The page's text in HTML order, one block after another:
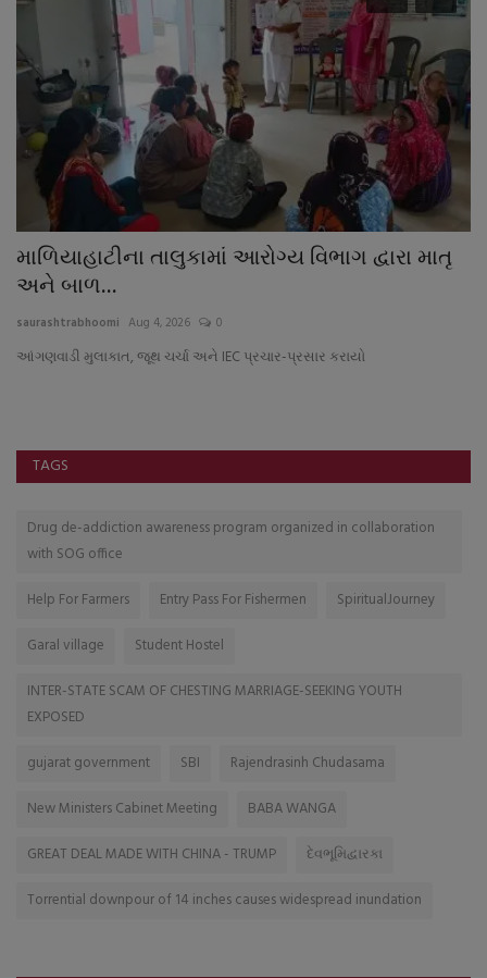
માળિયાહાટીના તાલુકામાં આરોગ્ય વિભાગ દ્વારા માતૃ
અને બાળ...
saurashtrabhoomi Aug 4, 2026 0
આંગણવાડી મુલાકાત, જૂથ ચર્ચા અને IEC પ્રચાર-પ્રસાર કરાયો
TAGS
Drug de-addiction awareness program organized in collaboration
with SOG office
Help For Farmers
Entry Pass For Fishermen
SpiritualJourney
Garal village
Student Hostel
INTER-STATE SCAM OF CHESTING MARRIAGE-SEEKING YOUTH
EXPOSED
gujarat government
SBI
Rajendrasinh Chudasama
New Ministers Cabinet Meeting
BABA WANGA
GREAT DEAL MADE WITH CHINA - TRUMP
દેવભૂમિદ્વારકા
Torrential downpour of 14 inches causes widespread inundation